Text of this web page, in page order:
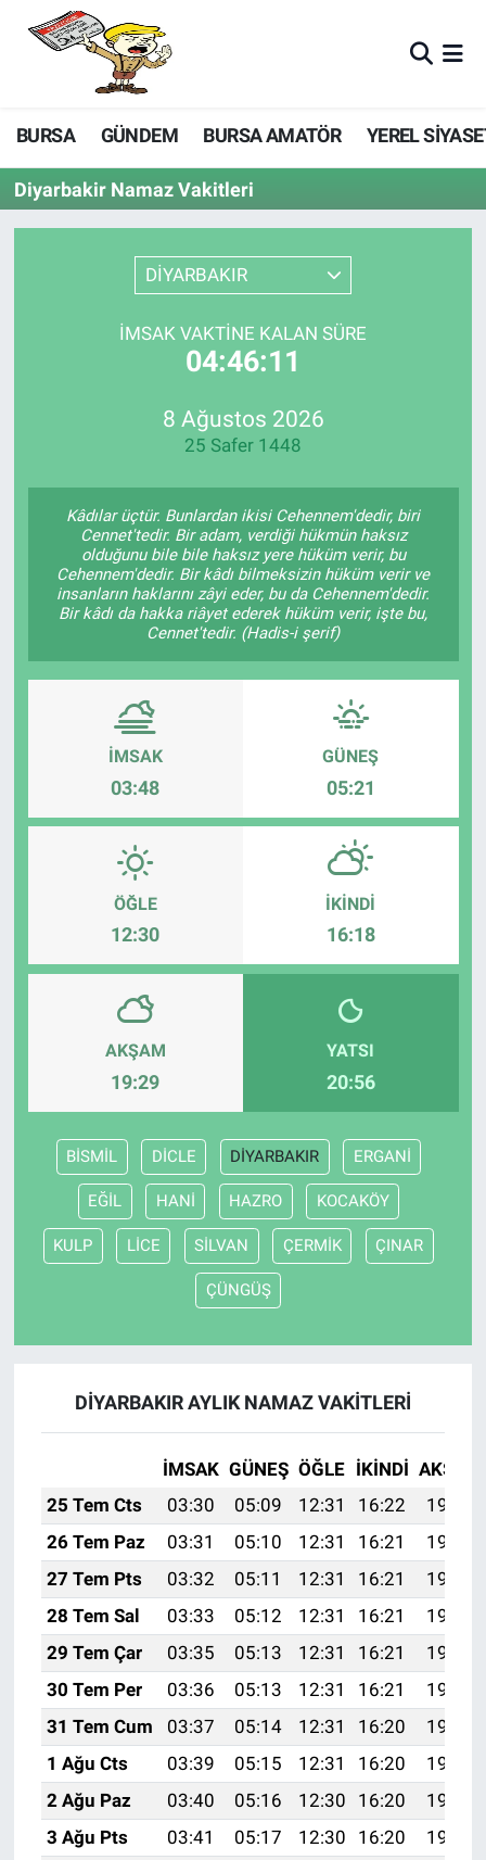
BURSA GÜNDEM BURSA AMATÖR YEREL
Diyarbakir Namaz Vakitleri
DİYARBAKIR
İMSAK VAKTINE KALAN SÜRE
04:46:11
8 Ağustos 2026
25 Safer 1448
Kâdılar üçtür. Bunlardan ikisi Cehennem'dedir, biri
Cennet'tedir. Bir adam, verdiği hükmün haksız
olduğunu bile bile haksız yere hüküm verir, bu
Cehennem'dedir. Bir kâdı bilmeksizin hüküm verir ve
insanların haklarını zâyi eder, bu da Cehennem'dedir.
Bir kâdı da hakka riâyet ederek hüküm verir, işte bu,
Cennet'tedir. (Hadis-i şerif)
İMSAK
03:48
GÜNEŞ
05:21
ÖĞLE
12:30
İKINDI
16:18
AKŞAM
19:29
YATSI
20:56
BİSMİL DİCLE DİYARBAKIR ERGANİ
EĞİL HANİ HAZRO KOCAKÖY
KULP LİCE SİLVAN ÇERMİK ÇINAR
ÇÜNGÜŞ
DİYARBAKIR AYLIK NAMAZ VAKITLERI
İMSAK GÜNEŞ ÖĞLE İKINDI AKŞAM
25 Tem Cts
03:30 05:09 12:31 16:22
19:42
26 Tem Paz
03:31 05:10 12:31 16:21
19:41
27 Tem Pts
03:32 05:11 12:31 16:21
19:41
28 Tem Sal
03:33 05:12 12:31 16:21
19:40
29 Tem Çar
03:35 05:13 12:31 16:21
19:39
30 Tem Per
03:36 05:13 12:31 16:21
19:38
31 Tem Cum
03:37 05:14 12:31 16:20
19:37
1 Ağu Cts
03:39 05:15 12:31 16:20
19:36
2 Ağu Paz
03:40 05:16 12:30 16:20
19:35
3 Ağu Pts
03:41 05:17 12:30 16:20
19:34